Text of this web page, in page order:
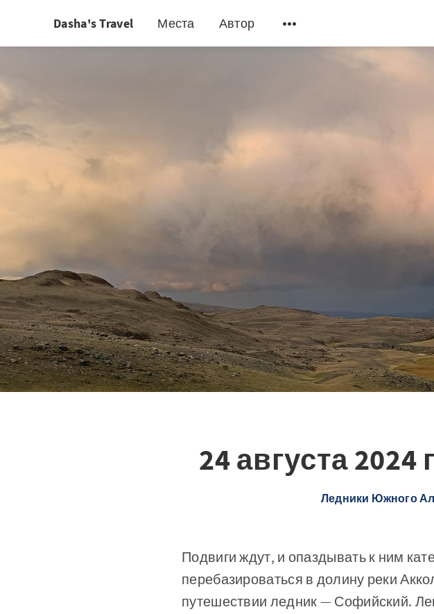
Dasha's Travel Места Автор
24 августа
Ледники Южного
Подвиги ждут, и опаздывать к ним
перебазироваться в долину реки
путешествии ледник — Софийский.